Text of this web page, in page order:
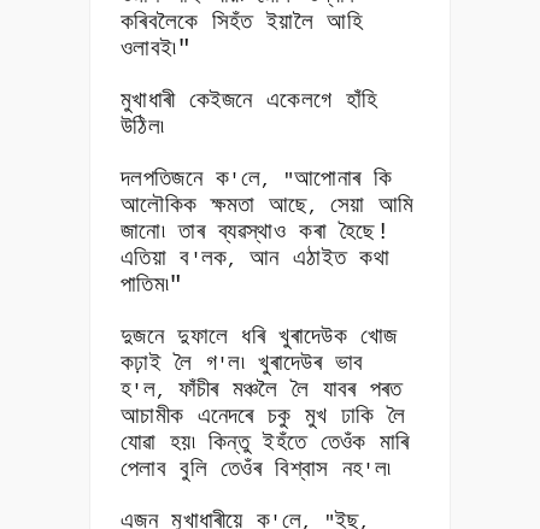
কৰিবলৈকে সিহঁত ইয়ালৈ আহি
ওলাবই৷"
মুখাধাৰী কেইজনে একেলগে হাঁহি
উঠিল৷
দলপতিজনে ক' লে, "আপোনাৰ কি
আলৌকিক ক্ষমতা আছে, সেয়া আমি
জানো৷ তাৰ ব্যৱস্থাও কৰা হৈছে!
এতিয়া ব 'লক,আন এঠাইত কথা
পাতিম৷"
দুজনে দুফালে ধৰি খুৰাদেউক খোজ
কঢ়াই লৈ গ'ল৷ খুৰাদেউৰ ভাব
হ' ল, ফাঁচীৰ মঞ্চলৈ লৈ যাবৰ পৰত
আচামীক এনেদৰে চকু মুখ ঢাকি লৈ
যোৱা হয়৷ কিন্তু ইহঁতে তেওঁক মাৰি
পেলাব বুলি তেওঁৰ বিশ্বাস নহ' ল৷
এজন মুখাধাৰীয়ে ক' লে, "ইছ,